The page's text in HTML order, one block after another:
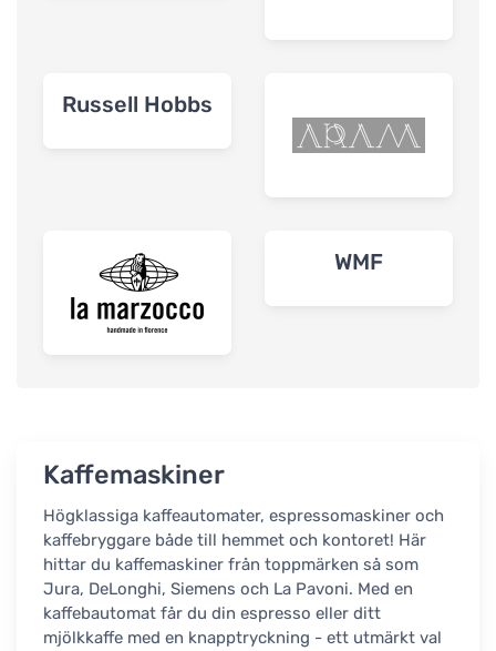
Russell Hobbs
WMF
Kaffemaskiner
Högklassiga kaffeautomater, espressomaskiner och
kaffebryggare både till hemmet och kontoret! Här
hittar du kaffemaskiner från toppmärken så som
Jura, DeLonghi, Siemens och La Pavoni. Med en
kaffebautomat får du din espresso eller ditt
mjölkkaffe med en knapptryckning - ett utmärkt val